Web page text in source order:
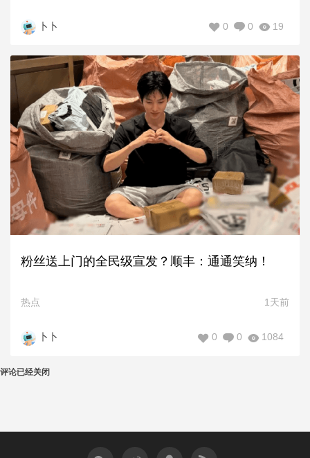
卜卜 19
0
0
粉丝送上门的全民级宣发？顺丰：通通笑纳！
热点 1天前
卜卜 1084
0
0
评论已经关闭